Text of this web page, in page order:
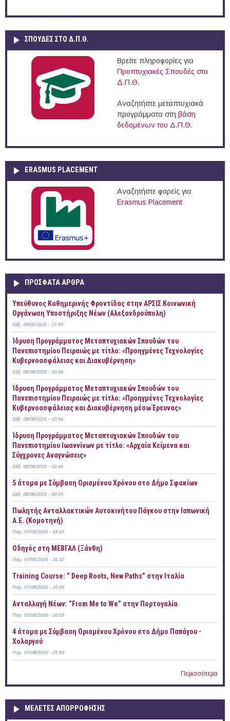
ΣΠΟΥΔΈΣ ΣΤΟ Δ.Π.Θ.
Βρείτε πληροφορίες για
Προπτυχιακές Σπουδές στο
Δ.Π.Θ.
Αναζητήστε μεταπτυχιακά
προγράμματα στη βάση
δεδομένων του Δ.Π.Θ.
ERASMUS PLACEMENT
Αναζητήστε φορείς για
Erasmus Placement
ΠΡOΣΦΑΤΑ AΡΘΡΑ
Yπεύθυνος Καθημερινής Φροντίδας στην ΑΡΣΙΣ Κοινωνική
Οργάνωση Υποστήριξης Νέων (Αλεξανδρούπολη)
Σάβ, 08/08/2026 - 12:59
Ίδρυση Προγράμματος Μεταπτυχιακών Σπουδών του
Πανεπιστημίου Πειραιώς με τίτλο: «Προηγμένες Τεχνολογίες
Κυβερνοασφάλειας και Διακυβέρνηση»
Σάβ, 08/08/2026 - 10:56
Ίδρυση Προγράμματος Μεταπτυχιακών Σπουδών του
Πανεπιστημίου Πειραιώς με τίτλο: «Προηγμένες Τεχνολογίες
Κυβερνοασφάλειας και Διακυβέρνηση μέσω Έρευνας»
Σάβ, 08/08/2026 - 10:54
Ίδρυση Προγράμματος Μεταπτυχιακών Σπουδών του
Πανεπιστημίου Ιωαννίνων με τίτλο: «Αρχαία Κείμενα και
Σύγχρονες Αναγνώσεις»
Σάβ, 08/08/2026 - 10:46
5 άτομα με Σύμβαση Ορισμένου Χρόνου στο Δήμο Σφακίων
Σάβ, 08/08/2026 - 00:29
Πωλητής Ανταλλακτικών Αυτοκινήτου Πάγκου στην Ιαπωνική
Α.Ε. (Κομοτηνή)
Παρ, 07/08/2026 - 18:43
Οδηγός στη ΜΕΒΓΑΛ (Ξάνθη)
Παρ, 07/08/2026 - 16:32
Training Course: “ Deep Roots, New Paths” στην Ιταλία
Παρ, 07/08/2026 - 16:05
Ανταλλαγή Νέων: “From Me to We” στην Πορτογαλία
Παρ, 07/08/2026 - 16:02
4 άτομα με Σύμβαση Ορισμένου Χρόνου στο Δήμο Παπάγου -
Χολαργού
Παρ, 07/08/2026 - 15:53
Περισσότερα
ΜΕΛΕΤΕΣ ΑΠΟΡΡΟΦΗΣΗΣ